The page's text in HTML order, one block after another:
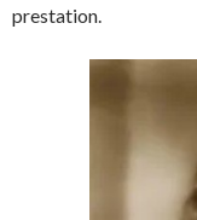
prestation.